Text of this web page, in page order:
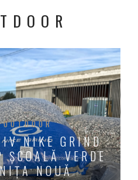
NIKE GRIND
VERDE
NOUĂ